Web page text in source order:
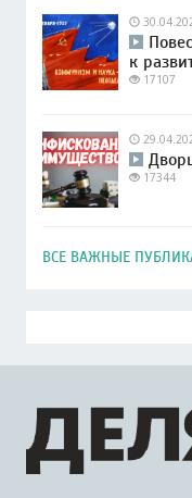
к
17107
17344
ВСЕ ВАЖНЫЕ